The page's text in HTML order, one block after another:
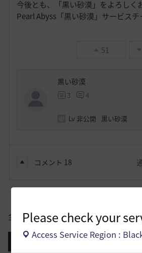
Please check your
Access Service Region :
今後とも、「黒い砂漠」をよろしく
Pearl Abyss「黒い砂漠」サービスチ
51
黒い砂漠
3 4
Lv 非公開 黒い砂漠
コメント 18
全体